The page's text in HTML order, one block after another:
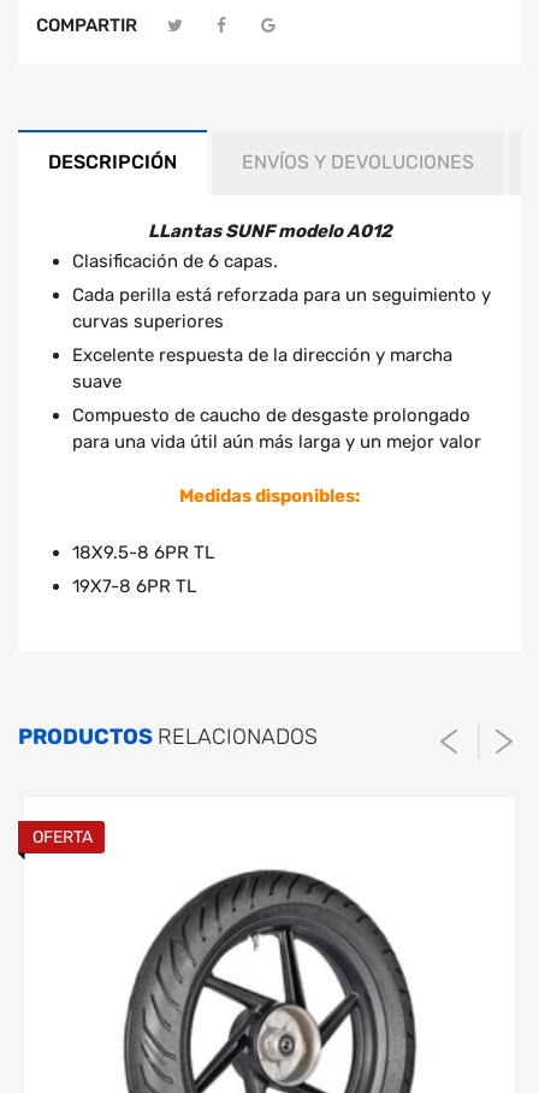
COMPARTIR
DESCRIPCIÓN ENVÍOS Y DEVOLUCIONES
LLantas SUNF modelo A012
Clasificación de 6 capas.
Cada perilla está reforzada para un seguimiento y
curvas superiores
Excelente respuesta de la dirección y marcha
suave
Compuesto de caucho de desgaste prolongado
para una vida útil aún más larga y un mejor valor
Medidas disponibles:
18X9.5-8 6PR TL
19X7-8 6PR TL
Medidas disponibles:
El tiempo de procesamiento es de 1
hora una vez verificado el pago.
PRODUCTOS RELACIONADOS
OFERTA